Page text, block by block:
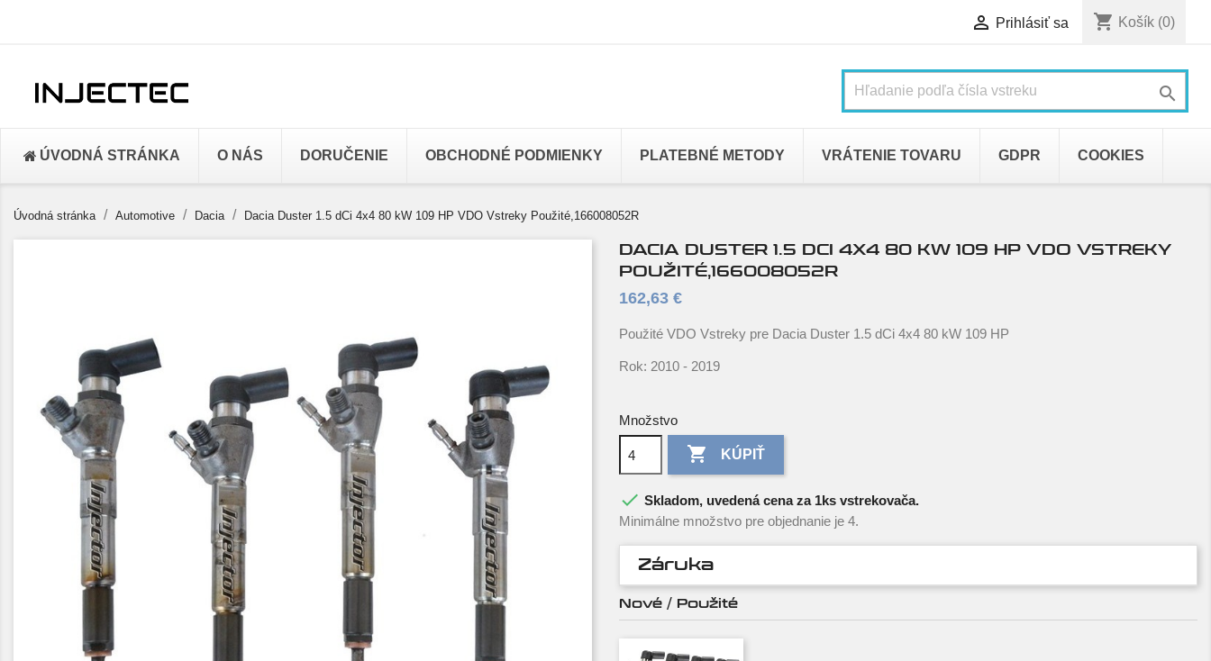
 Prihlásiť sa shopping_cart Košík (0)

ÚVODNÁ STRÁNKA O NÁS DORUČENIE OBCHODNÉ PODMIENKY PLATEBNÉ METODY VRÁTENIE TOVARU GDPR COOKIES
Úvodná stránka Automotive Dacia Dacia Duster 1.5 dCi 4x4 80 kW 109 HP VDO Vstreky Použité,166008052R
DACIA DUSTER 1.5 DCI 4X4 80 KW 109 HP VDO VSTREKY
POUŽITÉ,166008052R
162,63 €
Použité VDO Vstreky pre Dacia Duster 1.5 dCi 4x4 80 kW 109 HP
Rok: 2010 - 2019
Množstvo
 KÚPIŤ
 Skladom, uvedená cena za 1ks vstrekovača.
Minimálne množstvo pre objednanie je 4.
Záruka
Nové / Použité